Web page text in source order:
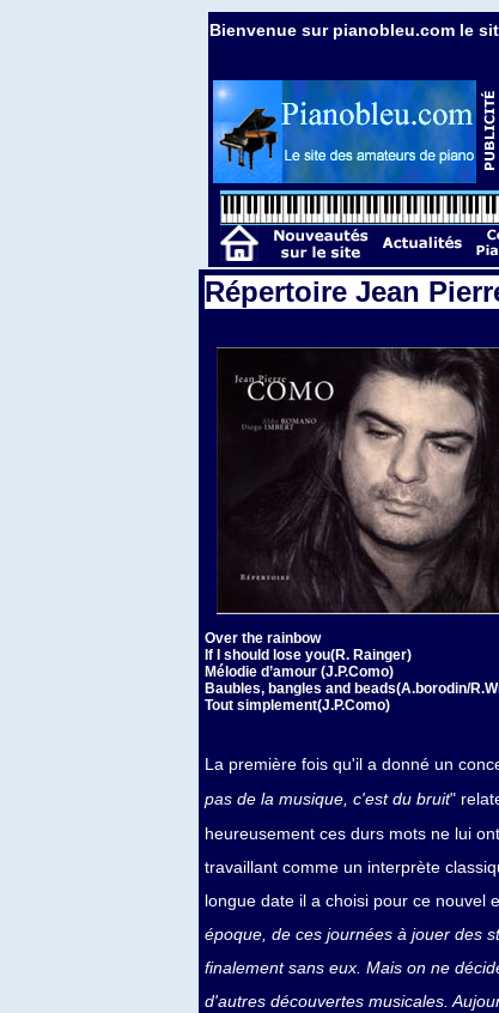
Bienvenue sur pianobleu.com le
Répertoire Jean
Over the rainbow
If I should lose you(R. Rainger)
Mélodie d’amour (J.P.Como)
Baubles, bangles and beads(A.borodin/
Tout simplement(J.P.Como)
La première fois qu'il a donné un
pas de la musique, c'est du bruit"
heureusement ces durs mots ne lui
travaillant comme un interprète
longue date il a choisi pour ce nouvel
époque, de ces journées à jouer des
finalement sans eux. Mais on ne
d'autres découvertes musicales.